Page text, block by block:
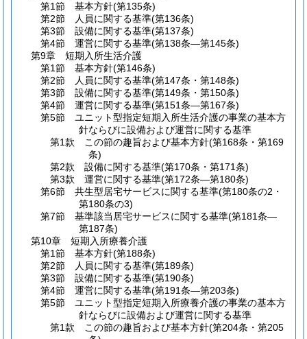
第1節
基本方針(第135条)
第2節
人員に関する基準(第136条)
第3節
設備に関する基準(第137条)
第4節
運営に関する基準(第138条―第145条)
第9章
短期入所生活介護
第1節
基本方針(第146条)
第2節
人員に関する基準(第147条・第148条)
第3節
設備に関する基準(第149条・第150条)
第4節
運営に関する基準(第151条―第167条)
第5節
ユニット型指定短期入所生活介護の事業の基本方
針ならびに設備および運営に関する基準
第1款
この節の趣旨および基本方針(第168条・第169
条)
第2款
設備に関する基準(第170条・第171条)
第3款
運営に関する基準(第172条―第180条)
第6節
共生型居宅サービスに関する基準(第180条の2・
第180条の3)
第7節
基準該当居宅サービスに関する基準(第181条―
第187条)
第10章
短期入所療養介護
第1節
基本方針(第188条)
第2節
人員に関する基準(第189条)
第3節
設備に関する基準(第190条)
第4節
運営に関する基準(第191条―第203条)
第5節
ユニット型指定短期入所療養介護の事業の基本方
針ならびに設備および運営に関する基準
第1款
この節の趣旨および基本方針(第204条・第205